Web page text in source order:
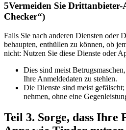
5Vermeiden Sie
Checker“)
Falls Sie nach anderen Diensten oder
behaupten, enthüllen zu können, ob
nicht: Nutzen Sie diese Dienste oder
Dies sind meist
Ihre Anmeldedaten zu stehlen.
Die Dienste sind meist
nehmen, ohne eine
Teil 3. Sorge, dass Ihre